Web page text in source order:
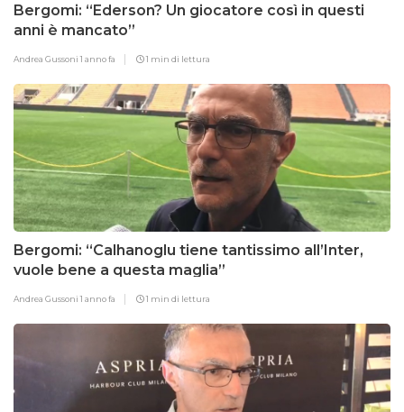
Bergomi: “Ederson? Un giocatore così in questi
anni è mancato”
Andrea Gussoni1 anno fa 1 min di lettura
Bergomi: “Calhanoglu tiene tantissimo all’Inter,
vuole bene a questa maglia”
Andrea Gussoni1 anno fa 1 min di lettura